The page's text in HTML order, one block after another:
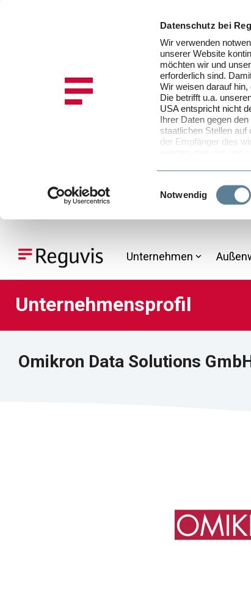
Datenschutz bei
Wir verwenden
unserer Website
möchten wir und
erforderlich sind.
Wir weisen darauf
Die betrifft u.a.
USA entspricht nicht
Ihrer Daten gegen
staatlichen Stellen
der Empfänger dies
selbst bestimmen,
Stimmen Sie der
Daten in der EU und
Sofern Sie der
zustimmen, können
Einwilligungsauswahl
Notwendig
main
Unternehmen
Unternehmensprofil
Unternehmensprofil
Omikron Data Solutions